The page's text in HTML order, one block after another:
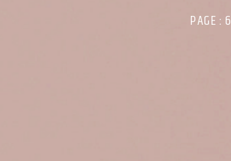
PAGE : 6